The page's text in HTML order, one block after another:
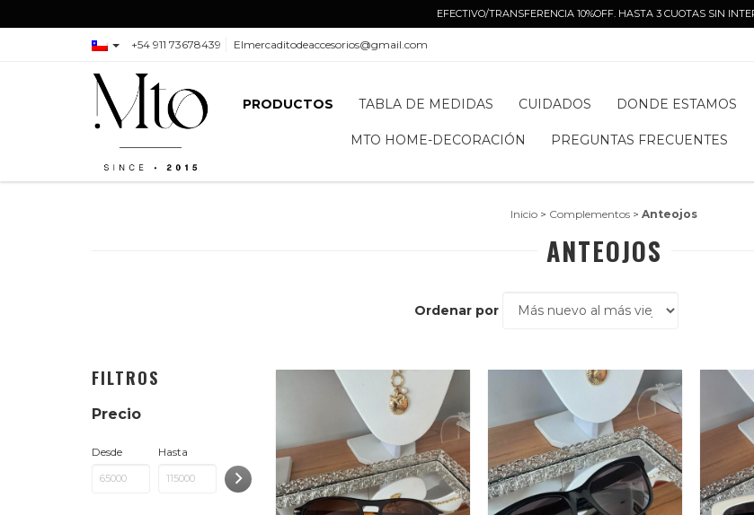
EFECTIVO/TRANSFERENCIA 10%OFF. HASTA 3 CUOTAS SIN
+54 911 73678439 Elmercaditodeaccesorios@gmail.com
PRODUCTOS TABLA DE MEDIDAS CUIDADOS DONDE ESTAMOS
MTO HOME-DECORACIÓN PREGUNTAS FRECUENTES
Inicio > Complementos > Anteojos
ANTEOJOS
Ordenar por
FILTROS
Precio
Desde Hasta